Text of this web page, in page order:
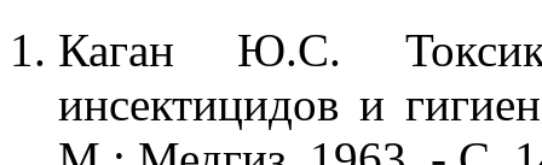
Каган Ю.С.
инсектицидов и